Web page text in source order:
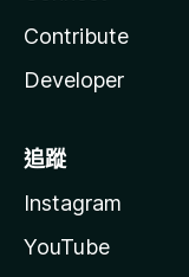
Contribute
Developer
追蹤
Instagram
YouTube